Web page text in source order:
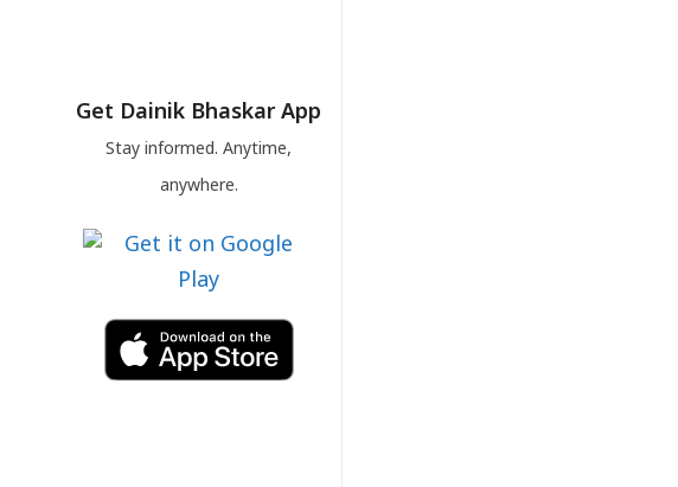
Get Dainik Bhaskar App
Stay informed. Anytime,
anywhere.